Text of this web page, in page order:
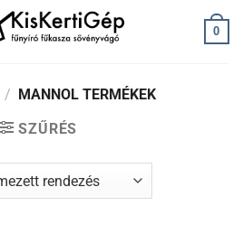
0
/ MANNOL TERMÉKEK
SZŰRÉS